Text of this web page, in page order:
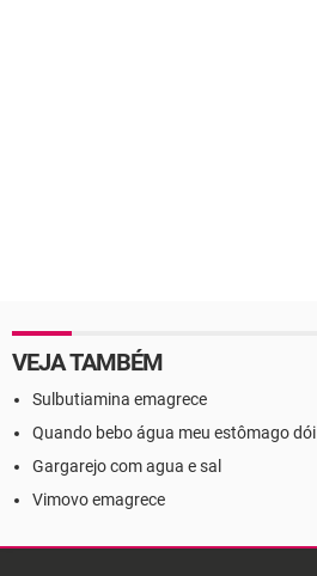
VEJA TAMBÉM
Sulbutiamina emagrece
Quando bebo água meu estômago dói
Gargarejo com agua e sal
Vimovo emagrece